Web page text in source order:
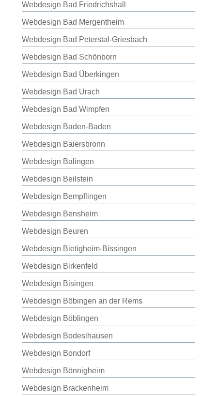
Webdesign Bad Friedrichshall
Webdesign Bad Mergentheim
Webdesign Bad Peterstal-Griesbach
Webdesign Bad Schönborn
Webdesign Bad Überkingen
Webdesign Bad Urach
Webdesign Bad Wimpfen
Webdesign Baden-Baden
Webdesign Baiersbronn
Webdesign Balingen
Webdesign Beilstein
Webdesign Bempflingen
Webdesign Bensheim
Webdesign Beuren
Webdesign Bietigheim-Bissingen
Webdesign Birkenfeld
Webdesign Bisingen
Webdesign Böbingen an der Rems
Webdesign Böblingen
Webdesign Bodeslhausen
Webdesign Bondorf
Webdesign Bönnigheim
Webdesign Brackenheim